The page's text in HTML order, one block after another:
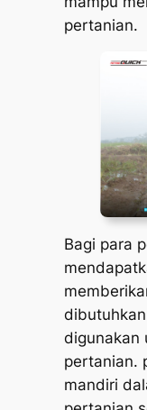
pertanian.
Bagi para
digunakan
pertanian.
mandiri